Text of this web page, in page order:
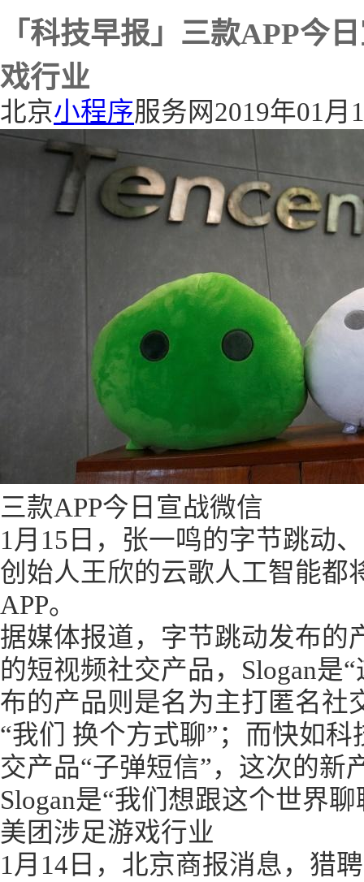
「科技早报」三款APP今
戏行业
北京小程序服务网2019年01月
三款APP今日宣战微信
1月15日，张一鸣的字节跳动
创始人王欣的云歌人工智能都
APP。
据媒体报道，字节跳动发布的
的短视频社交产品，Slogan是
布的产品则是名为主打匿名社
“我们 换个方式聊”；而快如
交产品“子弹短信”，这次的新
Slogan是“我们想跟这个世界聊
美团涉足游戏行业
1月14日，北京商报消息，猎